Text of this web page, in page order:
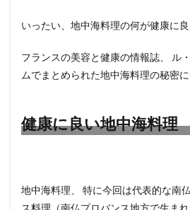
のカ
ギと
食材
4.1
ブオ
イ
【魚
と魚
いったい、地中海料理の何が健康に良
フランスの美容と健康の情報誌、 ル
ムでまとめられた地中海料理の秘密
健康に良い地中海料理
地中海料理、 特に今回は代表的な南
ス料理（南仏プロバンス地方で生ま